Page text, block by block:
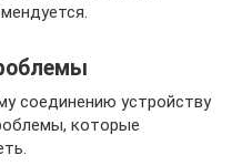
соединению устройству
которые